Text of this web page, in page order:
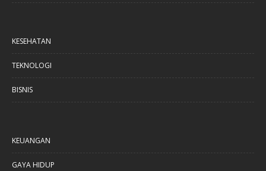
KESEHATAN
TEKNOLOGI
BISNIS
KEUANGAN
GAYA HIDUP